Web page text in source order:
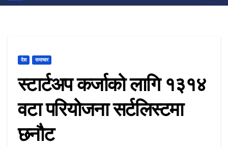
देश समाचार
स्टार्टअप कर्जाको लागि १३१४
वटा परियोजना सर्टलिस्टमा
छनौट